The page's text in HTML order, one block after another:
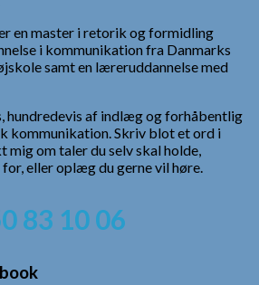
en master i retorik og formidling
i kommunikation fra Danmarks
samt en læreruddannelse med
hundredevis af indlæg og forhåbentlig
kommunikation. Skriv blot et ord i
om taler du selv skal holde,
eller oplæg du gerne vil høre.
83 10 06